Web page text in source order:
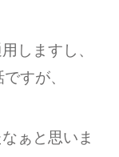
しますし、
すが、
ぁと思いま